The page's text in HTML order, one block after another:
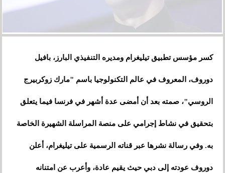
كسر مؤسس تطبيق تيليغرام ومديره التنفيذي البارز، بافيل
دوروف، المعروف في عالم التكنولوجيا باسم "مارك زوكربيرج
الروسي"، صمته بعد أن أمضى عدة أشهر في فرنسا فيما يتعلق
بتحقيق في نشاط إجرامي على منصة المراسلة الشهيرة الخاصة
به. وفي رسالة نشرها عبر قناته الرسمية على تيليغرام، أعلن
دوروف عودته إلى دبي حيث يقيم عادة، وأعرب عن امتنانه